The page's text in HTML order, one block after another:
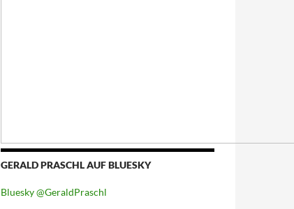
GERALD PRASCHL AUF BLUESKY
Bluesky @GeraldPraschl